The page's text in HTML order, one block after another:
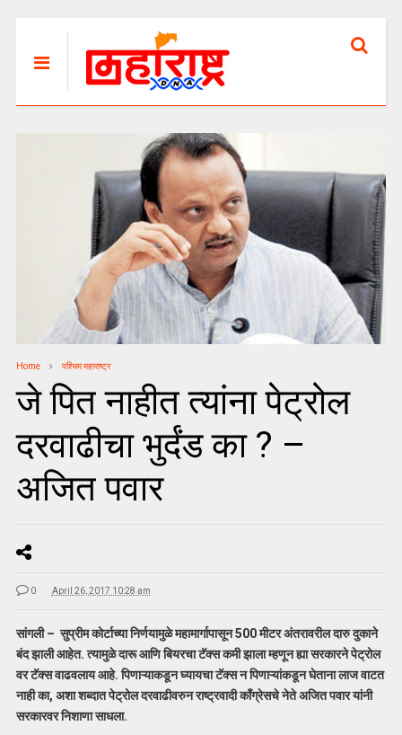
Home पश्चिम महाराष्ट्र
जे पित नाहीत त्यांना पेट्रोल
दरवाढीचा भुर्दंड का ? –
अजित पवार
0 April 26, 2017 10:28 am
सांगली – सुप्रीम कोर्टाच्या निर्णयामुळे महामार्गापासून 500 मीटर अंतरावरील दारु दुकाने
बंद झाली आहेत. त्यामुळे दारू आणि बियरचा टॅक्‍स कमी झाला म्हणून ह्या सरकारने पेट्रोल
वर टॅक्‍स वाढवलाय आहे. पिणाऱ्याकडून घ्यायचा टॅक्‍स न पिणाऱ्यांकडून घेताना लाज वाटत
नाही का, अशा शब्दात पेट्रोल दरवाढीवरुन राष्ट्रवादी कॉंग्रेसचे नेते अजित पवार यांनी
सरकारवर निशाणा साधला.